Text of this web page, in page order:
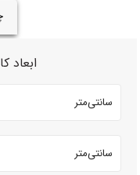
ابعاد
سانتی‌متر
سانتی‌متر